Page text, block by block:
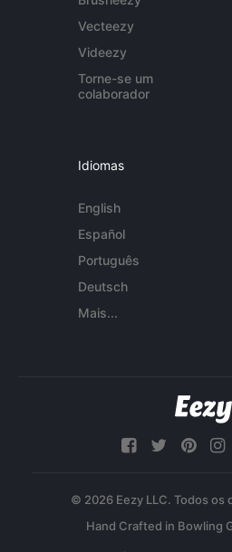
Vecteezy
Videezy
Torne-se um
colaborador
Idiomas
English
Español
Português
Deutsch
Mais...
© 2026 Eezy LLC. Todos os